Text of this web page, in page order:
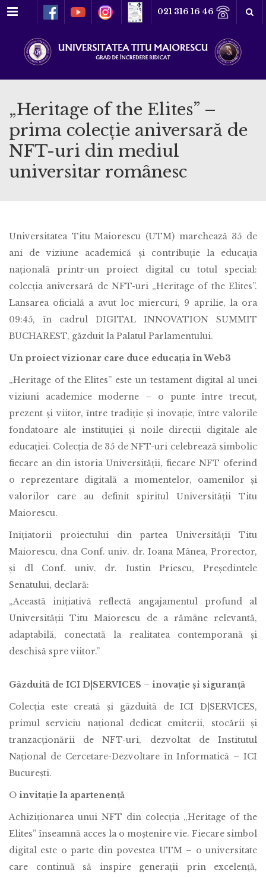
Meniu 021 316 16 46
„Heritage of the Elites” –
prima colecție aniversară de
NFT-uri din mediul
universitar românesc
Universitatea Titu Maiorescu (UTM) marchează 35 de
ani de viziune academică și contribuție la educația
națională printr-un proiect digital cu totul special:
colecția aniversară de NFT-uri „Heritage of the Elites”.
Lansarea oficială a avut loc miercuri, 9 aprilie, la ora
09:45, în cadrul DIGITAL INNOVATION SUMMIT
BUCHAREST, găzduit la Palatul Parlamentului.
Un proiect vizionar care duce educația în Web3
„Heritage of the Elites” este un testament digital al unei
viziuni academice moderne – o punte între trecut,
prezent și viitor, între tradiție și inovație, între valorile
fondatoare ale instituției și noile direcții digitale ale
educației. Colecția de 35 de NFT-uri celebrează simbolic
fiecare an din istoria Universității, fiecare NFT oferind
o reprezentare digitală a momentelor, oamenilor și
valorilor care au definit spiritul Universității Titu
Maiorescu.
Inițiatorii proiectului din partea Universității Titu
Maiorescu, dna Conf. univ. dr. Ioana Mânea, Prorector,
și dl Conf. univ. dr. Iustin Priescu, Președintele
Senatului, declară:
„Această inițiativă reflectă angajamentul profund al
Universității Titu Maiorescu de a rămâne relevantă,
adaptabilă, conectată la realitatea contemporană și
deschisă spre viitor.”
Găzduită de ICI D|SERVICES – inovație și siguranță
Colecția este creată și găzduită de ICI D|SERVICES,
primul serviciu național dedicat emiterii, stocării și
tranzacționării de NFT-uri, dezvoltat de Institutul
Național de Cercetare-Dezvoltare în Informatică – ICI
București.
O invitație la apartenență
Achiziționarea unui NFT din colecția „Heritage of the
Elites” înseamnă acces la o moștenire vie. Fiecare simbol
digital este o parte din povestea UTM – o universitate
care continuă să inspire generații prin excelență,